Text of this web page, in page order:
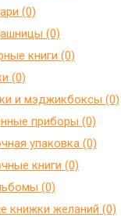
(0)
(0)
книги (0)
(0)
и мэджикбоксы (0)
приборы (0)
упаковка (0)
книги (0)
(0)
книжки желаний (0)